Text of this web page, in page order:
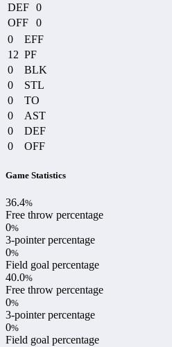
DEF 0
OFF
0
0
EFF
12 PF
0
BLK
0
STL
0
TO
0
AST
0
DEF
0
OFF
Game Statistics
36.4%
Free throw percentage
0%
3-pointer percentage
0%
Field goal percentage
40.0%
Free throw percentage
0%
3-pointer percentage
0%
Field goal percentage